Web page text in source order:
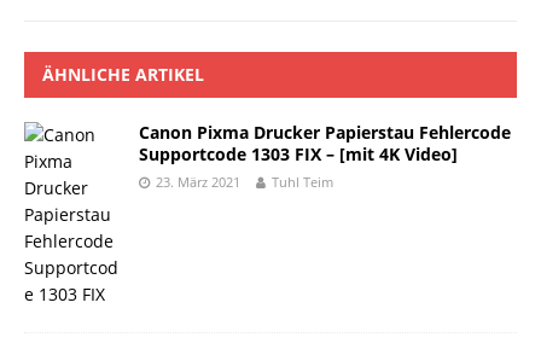
ÄHNLICHE ARTIKEL
Canon Pixma Drucker Papierstau Fehlercode
Supportcode 1303 FIX – [mit 4K Video]
23. März 2021 Tuhl Teim